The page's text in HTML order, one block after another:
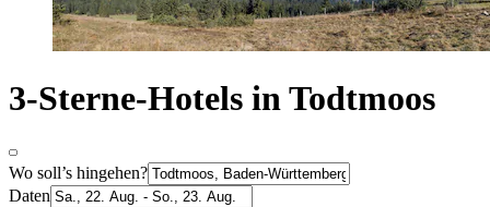
3-Sterne-Hotels in Todtmoos
Wo soll’s hingehen?
Daten